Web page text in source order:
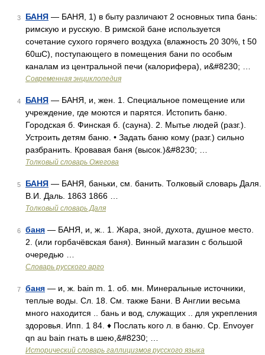
3 БАНЯ — БАНЯ, 1) в быту различают 2 основных типа бань:
римскую и русскую. В римской бане используется
сочетание сухого горячего воздуха (влажность 20 30%, t 50
60шC), поступающего в помещения бани по особым
каналам из центральной печи (калорифера), и&#8230; …
Современная энциклопедия
4 БАНЯ — БАНЯ, и, жен. 1. Специальное помещение или
учреждение, где моются и парятся. Истопить баню.
Городская б. Финская б. (сауна). 2. Мытье людей (разг.).
Устроить детям баню. • Задать баню кому (разг.) сильно
разбранить. Кровавая баня (высок.)&#8230; …
Толковый словарь Ожегова
5 БАНЯ — БАНЯ, баньки, см. банить. Толковый словарь Даля.
В.И. Даль. 1863 1866 …
Толковый словарь Даля
6 баня — БАНЯ, и, ж.. 1. Жара, зной, духота, душное место.
2. (или горбачёвская баня). Винный магазин с большой
очередью …
Словарь русского арго
7 баня — и, ж. bain m. 1. об. мн. Минеральные источники,
теплые воды. Сл. 18. См. также Бани. В Англии весьма
много находится .. бань и вод, служащих .. для укрепления
здоровья. Ипп. 1 84. ♦ Послать кого л. в баню. Ср. Envoyer
qn au bain гнать в шею,&#8230; …
Исторический словарь галлицизмов русского языка